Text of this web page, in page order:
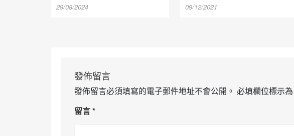
29/08/2024 09/12/2021
發佈留言
發佈留言必須填寫的電子郵件地址不會公開。 必填欄位標示為
留言*